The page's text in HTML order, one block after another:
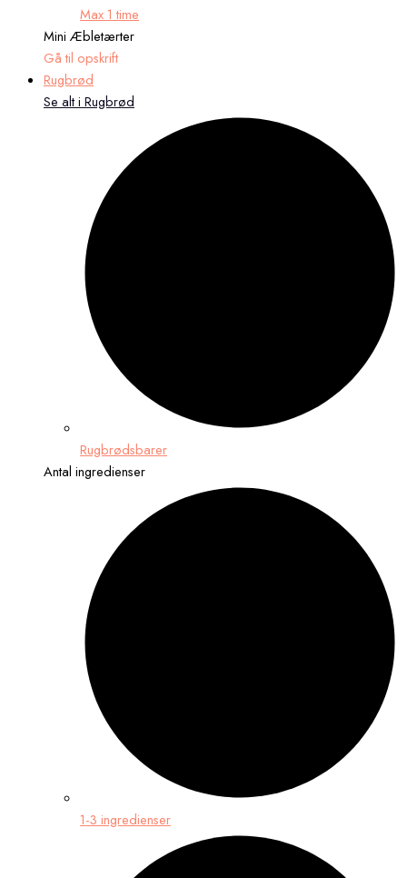
Max 1 time
Mini Æbletærter
Gå til opskrift
Rugbrød
Se alt i Rugbrød
Rugbrødsbarer
Antal ingredienser
1-3 ingredienser